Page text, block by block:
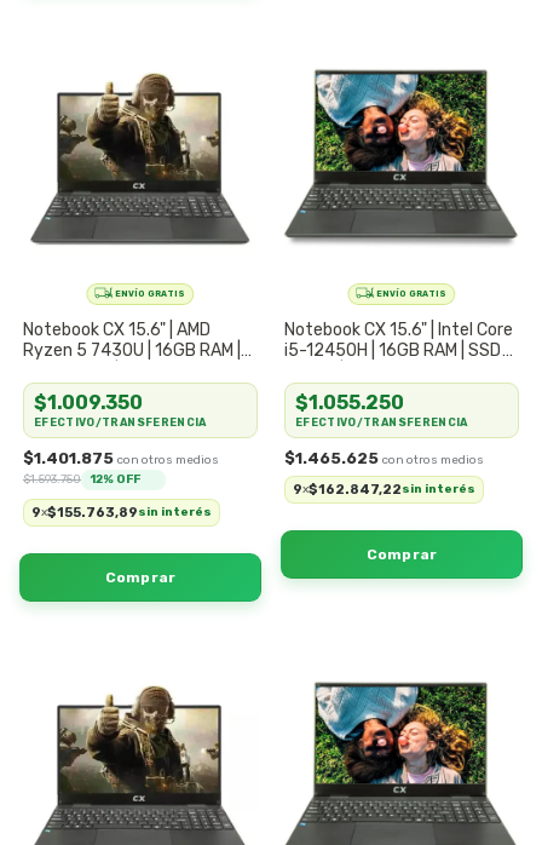
Notebook CX 15.6" | AMD
Ryzen 5 7430U | 16GB RAM |
Diseño Avanzado
$1.401.875
$1.593.750 12% OFF
9x$155.763,89sin interés
$1.009.350
EFECTIVO/TRANSFERENCIA
Notebook CX 15.6" | Intel Core
i5-12450H | 16GB RAM | SSD
$1.465.625
9x$162.847,22sin interés
$1.055.250
EFECTIVO/TRANSFERENCIA